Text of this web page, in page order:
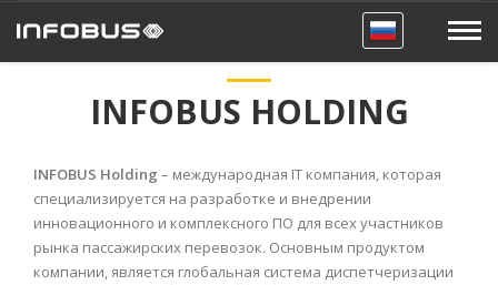
INFOBUS HOLDING
INFOBUS Holding – международная IT компания, которая
специализируется на разработке и внедрении
инновационного и комплексного ПО для всех участников
рынка пассажирских перевозок. Основным продуктом
компании, является глобальная система диспетчеризации